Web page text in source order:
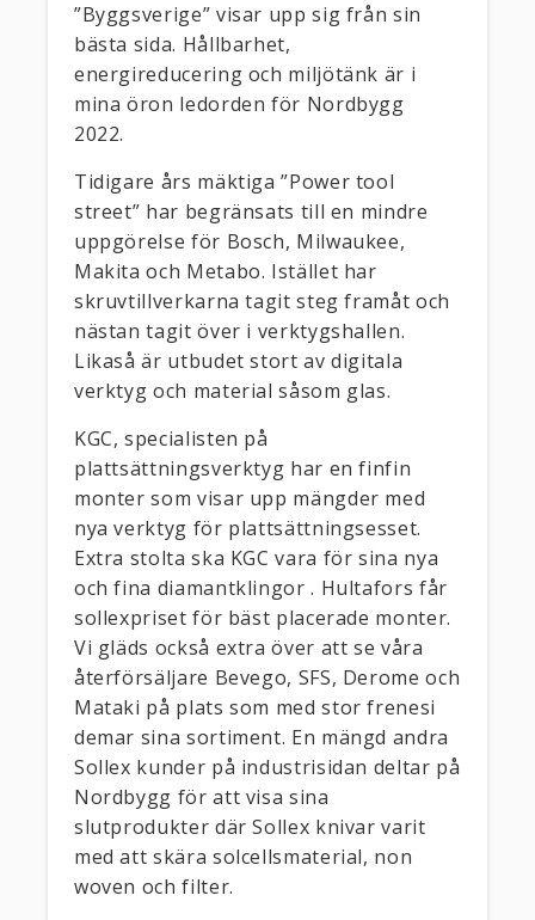
”Byggsverige” visar upp sig från sin
bästa sida. Hållbarhet,
energireducering och miljötänk är i
mina öron ledorden för Nordbygg
2022.
Tidigare års mäktiga ”Power tool
street” har begränsats till en mindre
uppgörelse för Bosch, Milwaukee,
Makita och Metabo. Istället har
skruvtillverkarna tagit steg framåt och
nästan tagit över i verktygshallen.
Likaså är utbudet stort av digitala
verktyg och material såsom glas.
KGC, specialisten på
plattsättningsverktyg har en finfin
monter som visar upp mängder med
nya verktyg för plattsättningsesset.
Extra stolta ska KGC vara för sina nya
och fina diamantklingor . Hultafors får
sollexpriset för bäst placerade monter.
Vi gläds också extra över att se våra
återförsäljare Bevego, SFS, Derome och
Mataki på plats som med stor frenesi
demar sina sortiment. En mängd andra
Sollex kunder på industrisidan deltar på
Nordbygg för att visa sina
slutprodukter där Sollex knivar varit
med att skära solcellsmaterial, non
woven och filter.